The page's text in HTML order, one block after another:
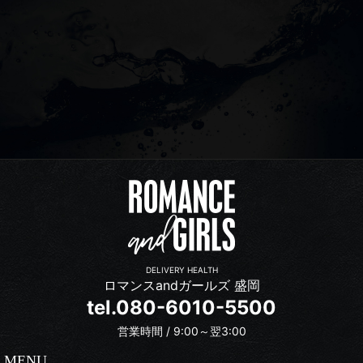
DELIVERY HEALTH
ロマンスandガールズ 盛岡
tel.080-6010-5500
営業時間 / 9:00～翌3:00